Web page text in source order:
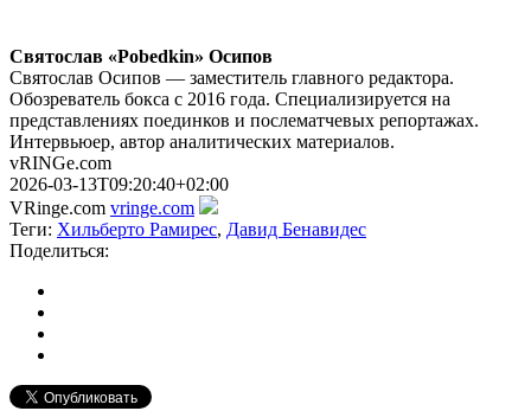
Святослав «Pobedkin» Осипов
Святослав Осипов — заместитель главного редактора.
Обозреватель бокса с 2016 года. Специализируется на
представлениях поединков и послематчевых репортажах.
Интервьюер, автор аналитических материалов.
vRINGe.com
2026-03-13T09:20:40+02:00
VRinge.com vringe.com
Теги: Хильберто Рамирес, Давид Бенавидес
Поделиться: